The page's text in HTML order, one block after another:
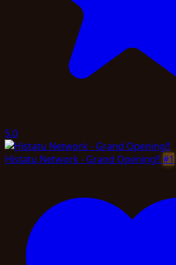
5.0
Histatu Network - Grand Opening!! #1